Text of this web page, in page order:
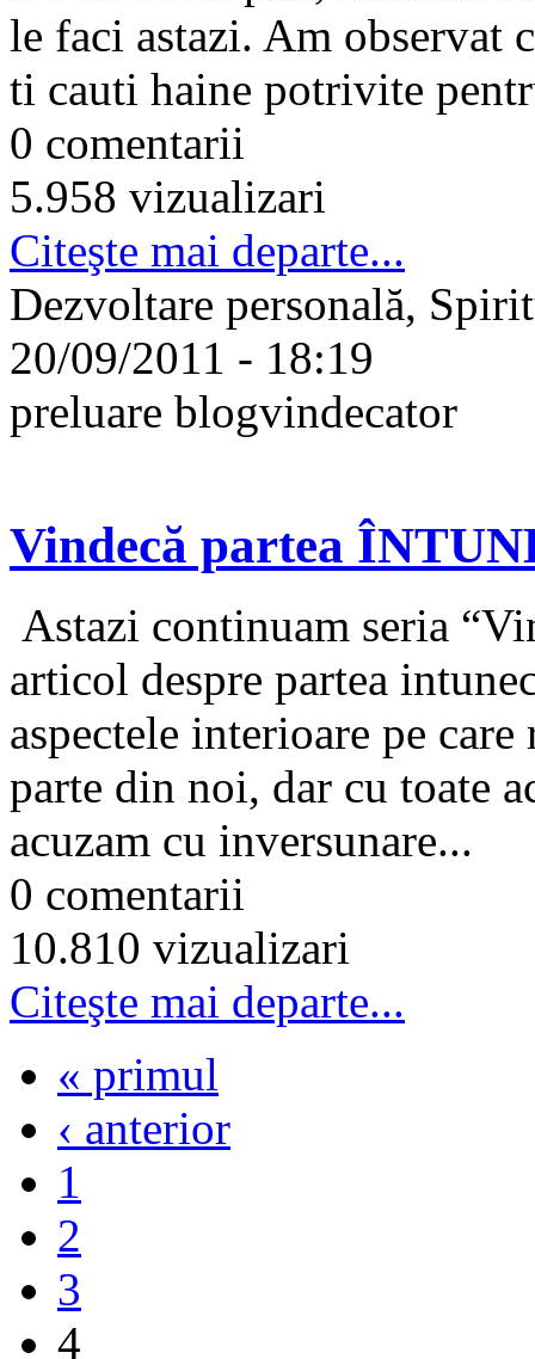
le faci astazi. Am observat
ti cauti haine potrivite
0 comentarii
5.958 vizualizari
Citeşte mai departe...
Dezvoltare personală,
20/09/2011 - 18:19
preluare blogvindecator
Vindecă partea
Astazi continuam seria
articol despre partea
aspectele interioare pe
parte din noi, dar cu toate
acuzam cu inversunare...
0 comentarii
10.810 vizualizari
Citeşte mai departe...
« primul
‹ anterior
1
2
3
4